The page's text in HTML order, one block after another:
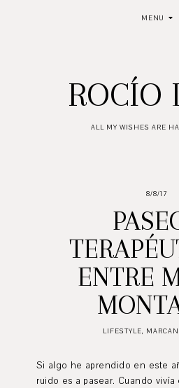
MENU
ROCÍO
ALL MY WISHES ARE
8/8/17
ENTRE
LIFESTYLE,
Si algo he aprendido en este
ruido es a pasear. Cuando